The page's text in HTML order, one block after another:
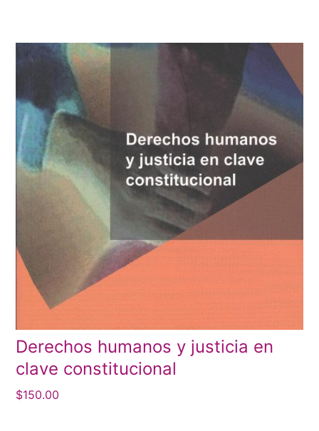
Derechos humanos y justicia en
clave constitucional
$150.00